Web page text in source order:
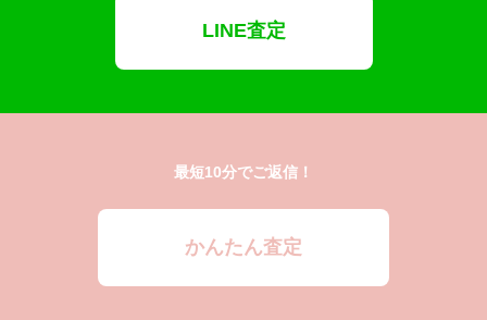
LINE査定
最短10分でご返信！
かんたん査定